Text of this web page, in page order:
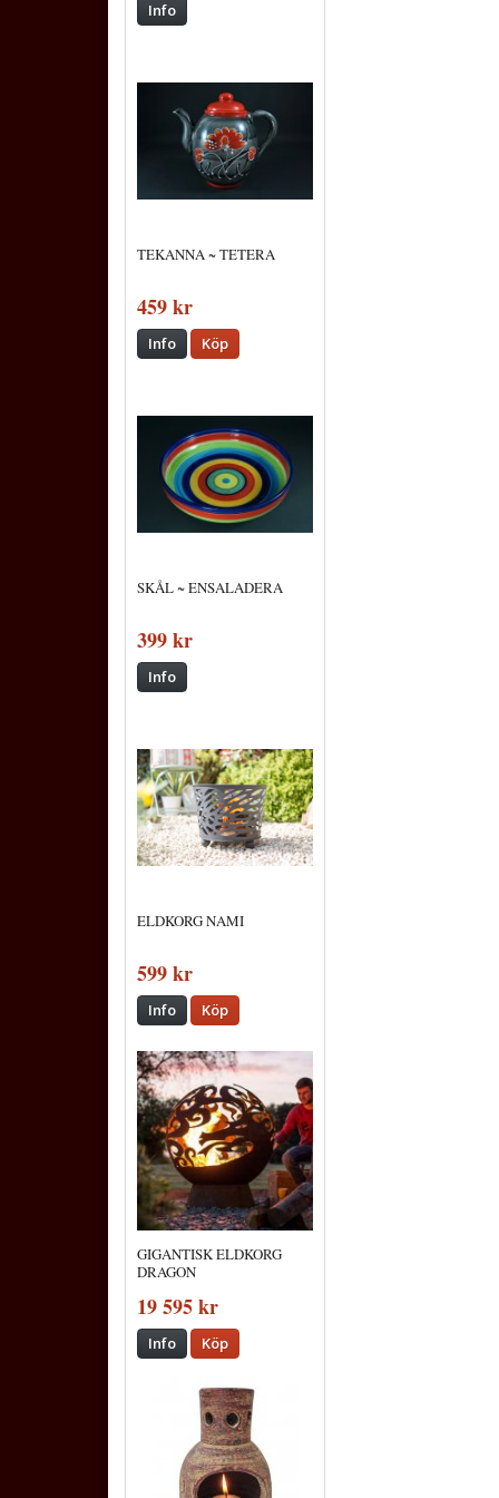
Info
TEKANNA ~ TETERA
459 kr
Info Köp
SKÅL ~ ENSALADERA
399 kr
Info
ELDKORG NAMI
599 kr
Info Köp
GIGANTISK ELDKORG
DRAGON
19 595 kr
Info Köp